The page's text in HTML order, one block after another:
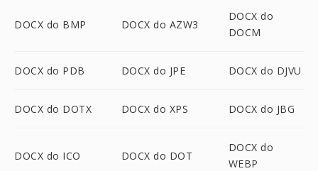
DOCX do BMP DOCX do AZW3
DOCX do
DOCM
DOCX do PDB DOCX do JPE DOCX do DJVU
DOCX do DOTX DOCX do XPS DOCX do JBG
DOCX do ICO DOCX do DOT
DOCX do
WEBP